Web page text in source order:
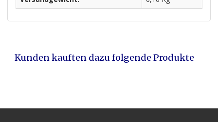
Kunden kauften dazu folgende Produkte